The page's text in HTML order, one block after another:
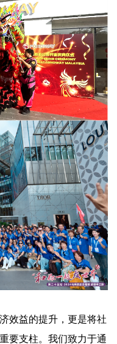
效益的提升，更是将社
要支柱。我们致力于通